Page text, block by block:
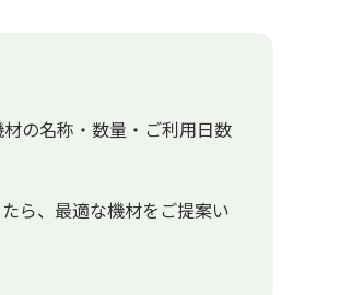
の名称・数量・ご利用日数
ら、最適な機材をご提案い